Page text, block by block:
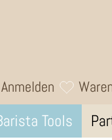
Anmelden
Tools